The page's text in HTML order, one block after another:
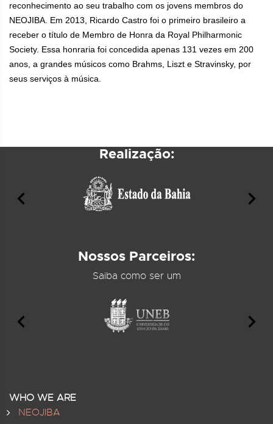
reconhecimento ao seu trabalho com os jovens membros do
NEOJIBA. Em 2013, Ricardo Castro foi o primeiro brasileiro a
receber o título de Membro de Honra da Royal Philharmonic
Society. Essa honraria foi concedida apenas 131 vezes em 200
anos, a grandes músicos como Brahms, Liszt e Stravinsky, por
seus serviços à música.
Realização:
Nossos Parceiros:
Saiba como ser um
WHO WE ARE
NEOJIBA